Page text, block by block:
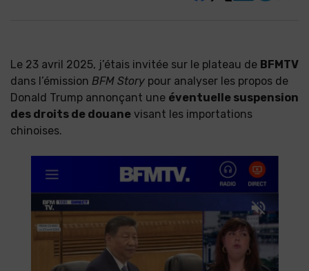
Le 23 avril 2025, j’étais invitée sur le plateau de BFMTV
dans l’émission BFM Story pour analyser les propos de
Donald Trump annonçant une éventuelle suspension
des droits de douane visant les importations
chinoises.